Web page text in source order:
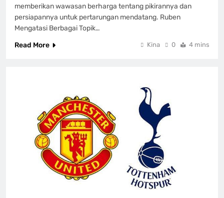
memberikan wawasan berharga tentang pikirannya dan
persiapannya untuk pertarungan mendatang. Ruben
Mengatasi Berbagai Topik…
Read More
Kina 0 4 mins